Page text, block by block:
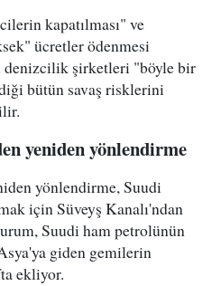
kapatılması" ve
ücretler ödenmesi
denizcilik şirketleri "böyle bir
bütün savaş risklerini
yeniden yönlendirme
yönlendirme, Suudi
için Süveyş Kanalı'ndan
Suudi ham petrolünün
giden gemilerin
ekliyor.